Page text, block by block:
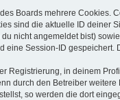
Boards mehrere
sind die aktuelle ID deiner
nicht angemeldet bist)
eine Session-ID
Registrierung, in deinem
durch den Betreiber
so werden die dort